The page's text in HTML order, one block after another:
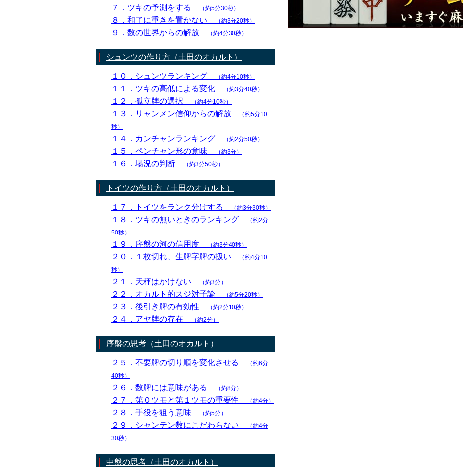
７．ツキの予測をする （約5分30秒）
８．和了に重きを置かない （約3分20秒）
９．数の世界からの解放 （約4分30秒）
シュンツの作り方（土田のオカルト）
１０．シュンツランキング （約4分10秒）
１１．ツキの高低による変化 （約3分40秒）
１２．孤立牌の選択 （約4分10秒）
１３．リャンメン信仰からの解放
（約5分10
秒）
１４．カンチャンランキング （約2分50秒）
１５．ペンチャン形の意味 （約3分）
１６．場況の判断 （約3分50秒）
トイツの作り方（土田のオカルト）
１７．トイツをランク分けする （約3分30秒）
１８．ツキの無いときのランキング
（約2分
50秒）
１９．序盤の河の信用度 （約3分40秒）
２０．１枚切れ、生牌字牌の扱い
（約4分10
秒）
２１．天秤はかけない （約3分）
２２．オカルト的スジ対子論 （約5分20秒）
２３．後引き牌の有効性 （約2分10秒）
２４．アヤ牌の存在 （約2分）
序盤の思考（土田のオカルト）
２５．不要牌の切り順を変化させる
（約6分
40秒）
２６．数牌には意味がある （約8分）
２７．第０ツモと第１ツモの重要性 （約4分）
２８．手役を狙う意味 （約5分）
２９．シャンテン数にこだわらない
（約4分
30秒）
中盤の思考（土田のオカルト）